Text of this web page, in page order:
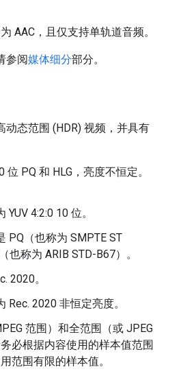
AAC，且仅支持单轨道音频。
参阅媒体细分部分。
动态范围 (HDR) 视频，并具有
PQ 和 HLG，亮度不恒定。
4:2:0 10 位。
PQ（也称为 SMPTE ST
也称为 ARIB STD-B67）。
2020。
Rec. 2020 非恒定亮度。
范围）和全范围（或 JPEG
必根据内容使用的样本值范围
范围有限的样本值。